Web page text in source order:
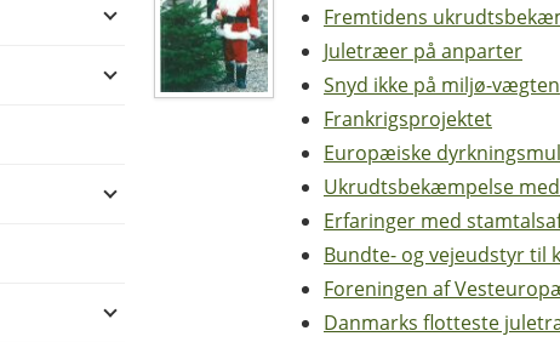
Fremtidens
Juletræer på anparter
Snyd ikke på miljø-vægten
Frankrigsprojektet
Europæiske
Ukrudtsbekæmpelse
Erfaringer med
Bundte- og vejeudstyr til
Foreningen af
Danmarks flotteste